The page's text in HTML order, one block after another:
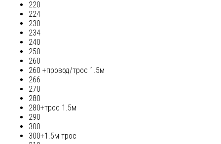
220
224
230
234
240
250
260
260 +провод/трос 1.5м
266
270
280
280+трос 1.5м
290
300
300+1.5м трос